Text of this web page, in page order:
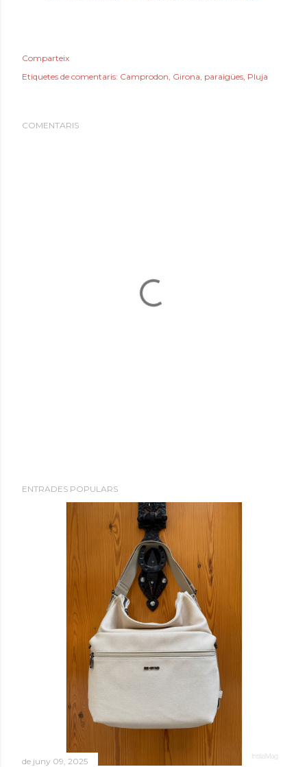
Comparteix
Etiquetes de comentaris: Camprodon Girona paraigües Pluja
COMENTARIS
ENTRADES POPULARS
de juny 09, 2025